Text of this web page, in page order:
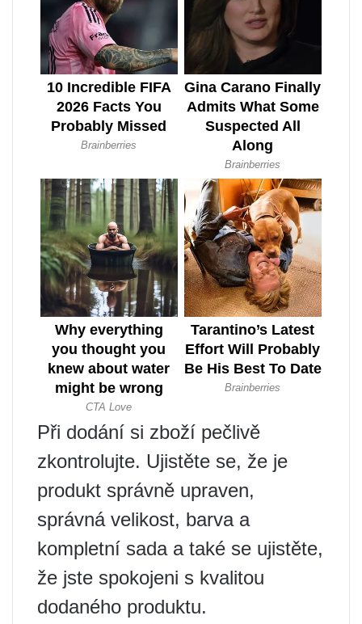
Při dodání si zboží pečlivě
zkontrolujte. Ujistěte se, že je
produkt správně upraven,
správná velikost, barva a
kompletní sada a také se ujistěte,
že jste spokojeni s kvalitou
dodaného produktu.